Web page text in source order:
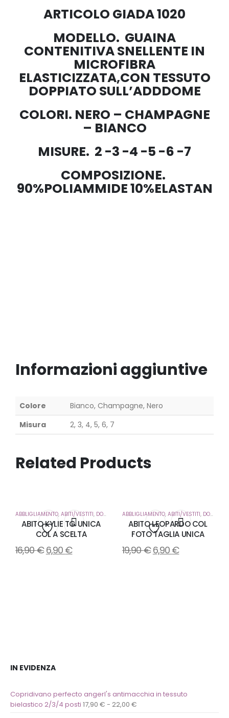
ARTICOLO GIADA 1020
MODELLO. GUAINA
CONTENITIVA SNELLENTE IN
MICROFIBRA
ELASTICIZZATA,CON TESSUTO
DOPPIATO SULL’ADDDOME
COLORI. NERO – CHAMPAGNE
– BIANCO
MISURE. 2 -3 -4 -5 -6 -7
COMPOSIZIONE.
90%POLIAMMIDE 10%ELASTAN
Informazioni aggiuntive
Colore
Bianco, Champagne, Nero
Misura
2, 3, 4, 5, 6, 7
Related Products
Aggiungi
ABBLIGLIAMENTO, ABITI/VESTITI, DONNA
ABITO KYLIE TG UNICA
COL A SCELTA
16,90€ 6,90 €
Aggiungi
ABBLIGLIAMENTO, ABITI/VESTITI, DONNA
ABITO LEOPARDO COL
FOTO TAGLIA UNICA
19,90€ 6,90 €
IN EVIDENZA
Copridivano perfecto angerl's antimacchia in tessuto
bielastico 2/3/4 posti 17,90 € - 22,00 €